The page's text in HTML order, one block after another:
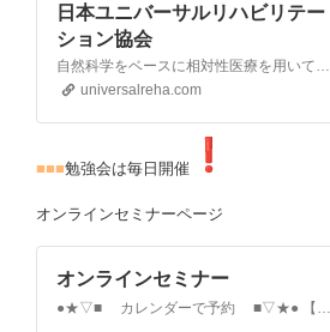
日本ユニバーサルリハビリテー
ション協会
自然科学をベースに相対性医療を用いて治療を行うリハビリテーション研究団体です。臨床で出会う疾患や課題、アプローチを相対性医療の視点から掘り下げ研究を深めていく臨床研究室Clinical laboratoryです。…
universalreha.com
■■■勉強会は毎日開催
オンラインセミナーページ
オンラインセミナー